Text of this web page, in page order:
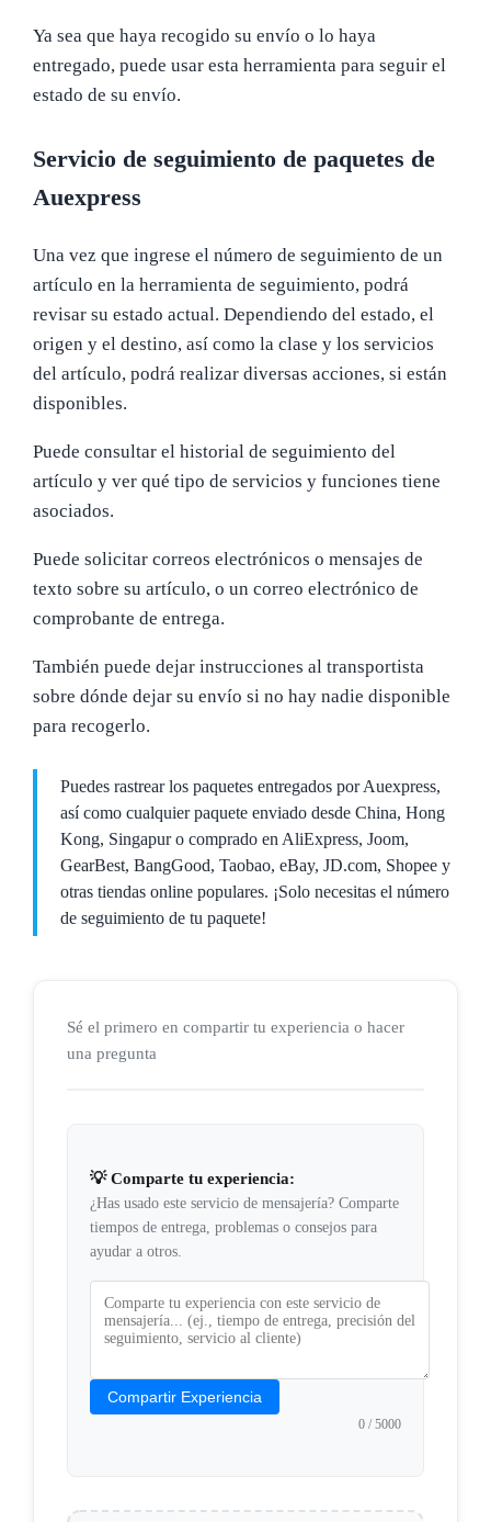
Ya sea que haya recogido su envío o lo haya
entregado, puede usar esta herramienta para seguir el
estado de su envío.
Servicio de seguimiento de paquetes de
Auexpress
Una vez que ingrese el número de seguimiento de un
artículo en la herramienta de seguimiento, podrá
revisar su estado actual. Dependiendo del estado, el
origen y el destino, así como la clase y los servicios
del artículo, podrá realizar diversas acciones, si están
disponibles.
Puede consultar el historial de seguimiento del
artículo y ver qué tipo de servicios y funciones tiene
asociados.
Puede solicitar correos electrónicos o mensajes de
texto sobre su artículo, o un correo electrónico de
comprobante de entrega.
También puede dejar instrucciones al transportista
sobre dónde dejar su envío si no hay nadie disponible
para recogerlo.
Puedes rastrear los paquetes entregados por Auexpress,
así como cualquier paquete enviado desde China, Hong
Kong, Singapur o comprado en AliExpress, Joom,
GearBest, BangGood, Taobao, eBay, JD.com, Shopee y
otras tiendas online populares. ¡Solo necesitas el número
de seguimiento de tu paquete!
Sé el primero en compartir tu experiencia o hacer
una pregunta
💡 Comparte tu experiencia:
¿Has usado este servicio de mensajería? Comparte
tiempos de entrega, problemas o consejos para
ayudar a otros.
Compartir Experiencia
0 / 5000